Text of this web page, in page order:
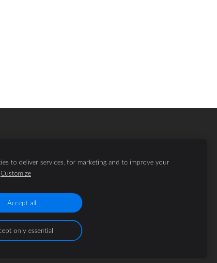
to deliver services, for marketing and to improve your
Customize
Accept all
only essential